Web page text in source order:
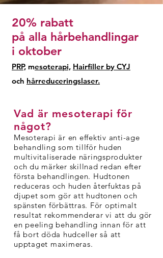
20% rabatt
på alla hårbehandlingar
i oktober
PRP, mesoterapi, Hairfiller by CYJ
och hårreduceringslaser.
Vad är mesoterapi för
något?
Mesoterapi är en effektiv anti-age
behandling som tillför huden
multivitaliserade näringsprodukter
och du märker skillnad redan efter
första behandlingen. Hudtonen
reduceras och huden återfuktas på
djupet som gör att hudtonen och
spänsten förbättras. För optimalt
resultat rekommenderar vi att du gör
en peeling behandling innan för att
få bort döda hudceller så att
upptaget maximeras.